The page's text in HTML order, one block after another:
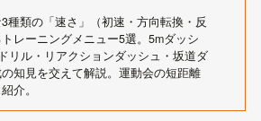
種類の「速さ」（初速・方向転換・反
レーニングメニュー5選。5mダッシ
リル・リアクションダッシュ・坂道ダ
知見を交えて解説。運動会の短距離
介。